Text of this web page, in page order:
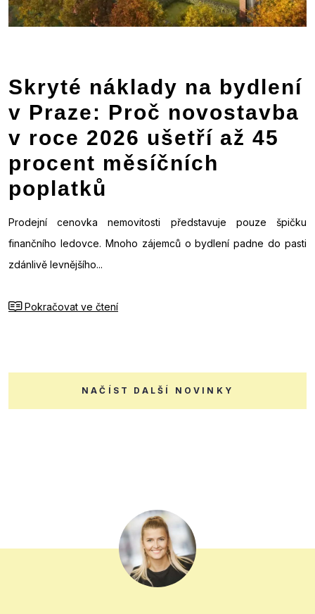
Skryté náklady na bydlení
v Praze: Proč novostavba
v roce 2026 ušetří až 45
procent měsíčních
poplatků
Prodejní cenovka nemovitosti představuje pouze špičku
finančního ledovce. Mnoho zájemců o bydlení padne do pasti
zdánlivě levnějšího...
Pokračovat ve čtení
NAČÍST DALŠÍ NOVINKY